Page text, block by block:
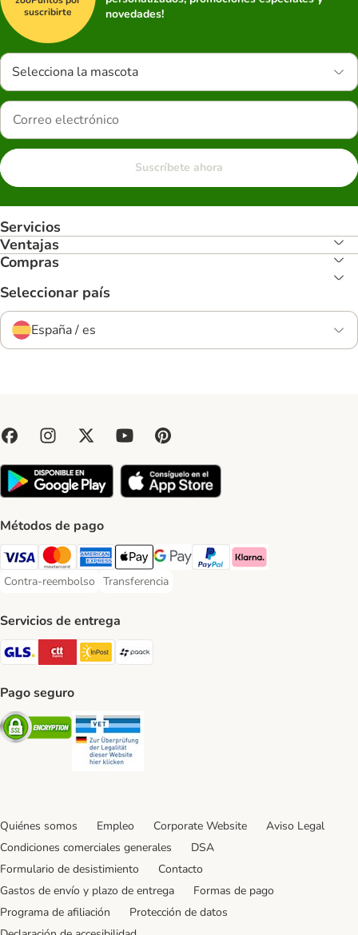
suscribirte
novedades!
Selecciona la mascota
Suscríbete ahora
Servicios
Ventajas
Compras
Seleccionar país
España / es
Métodos de pago
Visa Payment Method
Mastercard Payment Method
American Express Payment Method
Apple Pay Payment Method
Google Pay Payment Method
PayPal Payment Method
Klarna Payment Method
Contra-reembolso
Contra-reembolso Payment Method
Transferencia
Transferencia Payment Method
Servicios de entrega
GLS Shipping Method
CTTExpress Shipping Method
InPost Shipping Method
paack Shipping Method
Pago seguro
Security
Quiénes somos Empleo Corporate Website
Aviso Legal
Condiciones comerciales generales
DSA
Formulario de desistimiento
Contacto
Gastos de envío y plazo de entrega
Formas de pago
Programa de afiliación
Protección de datos